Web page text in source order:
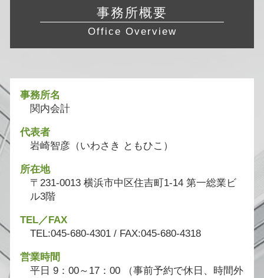
事務所概要
Office Overview
事務所名
関内会計
代表者
岩崎智彦（いわさき ともひこ）
所在地
〒231-0013 横浜市中区住吉町1-14 第一総業ビ
ル3階
TEL／FAX
TEL:045-680-4301 / FAX:045-680-4318
営業時間
平日 9：00～17：00 （事前予約で休日、時間外